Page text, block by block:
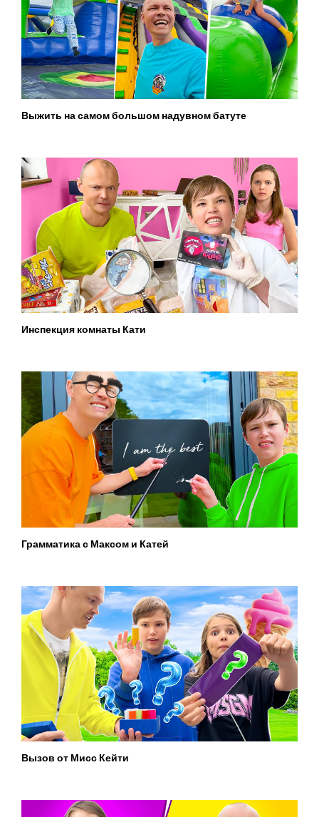
Выжить на самом большом надувном батуте
Инспекция комнаты Кати
Грамматика с Максом и Катей
Вызов от Мисс Кейти